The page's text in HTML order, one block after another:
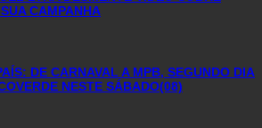
CAMPANHA
DE CARNAVAL A MPB, SEGUNDO DIA
NESTE SÁBADO(08)